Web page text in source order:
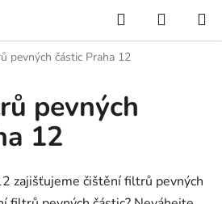
Hledat
KOŠÍK
pevných částic Praha 12
pevných
12
zajišťujeme čištění filtrů pevných